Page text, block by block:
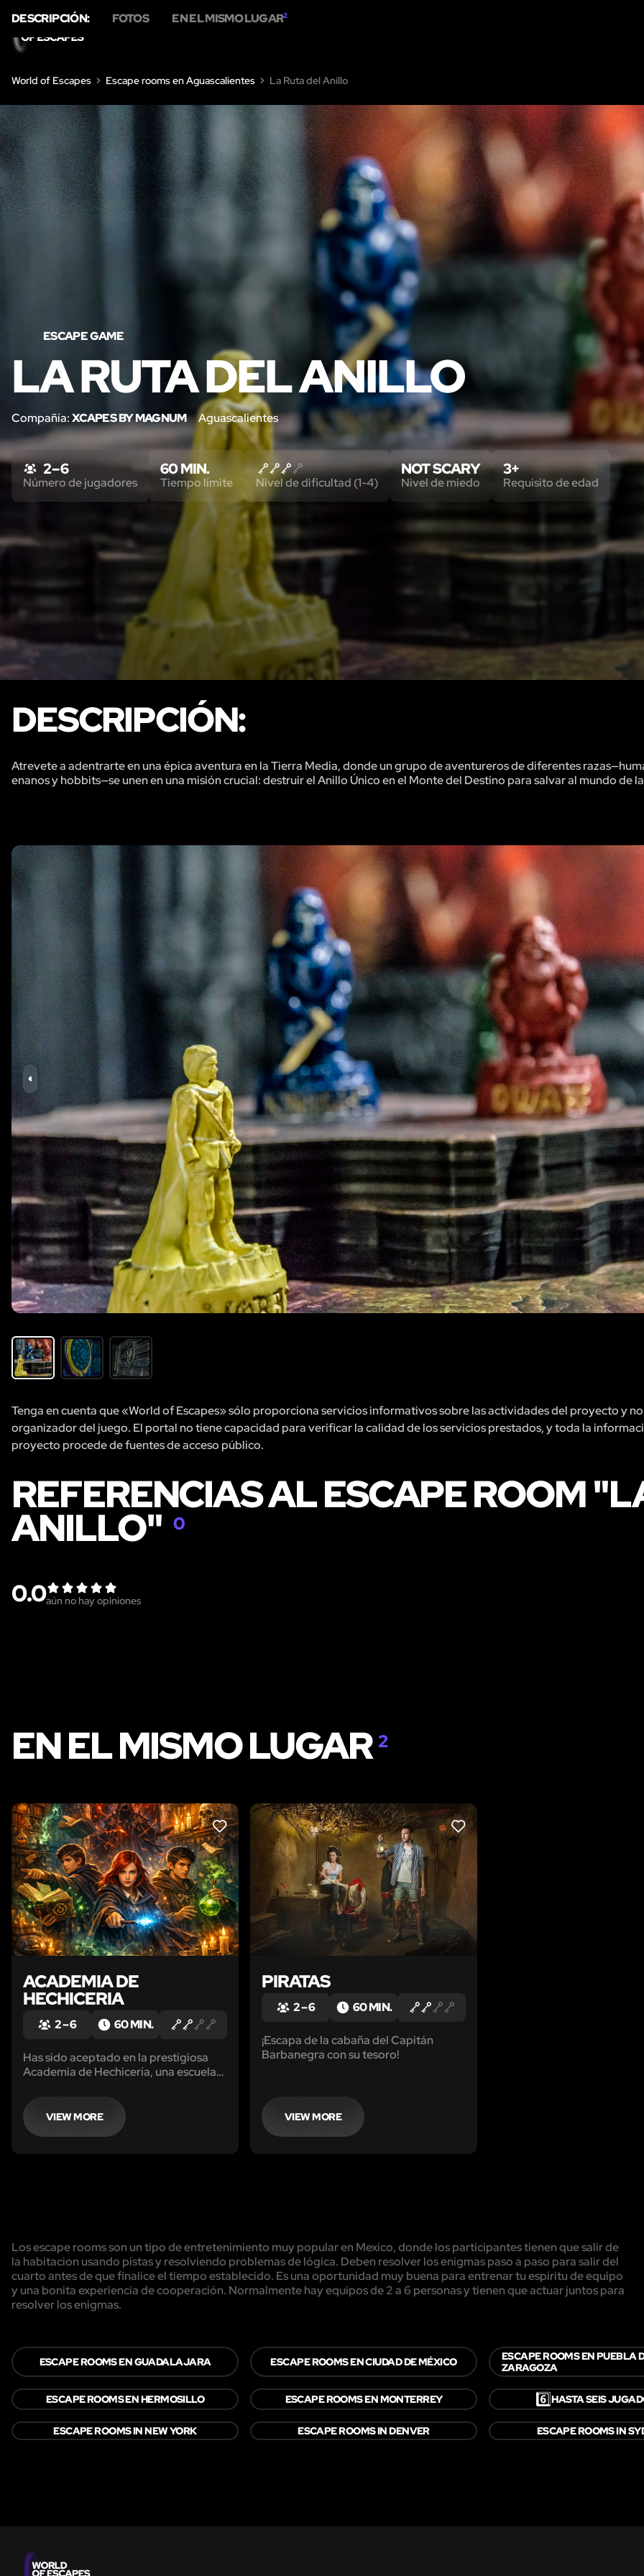
World of Escapes Escape rooms en Aguascalientes La Ruta del Anillo
ESCAPE GAME
LA RUTA DEL ANILLO
Compañía:XCAPES BY MAGNUM Aguascalientes
DESCRIPCIÓN: FOTOS EN EL MISMO LUGAR2
2 – 6
Número de jugadores
60 MIN.
Tiempo límite Nivel de dificultad (1-4)
NOT SCARY
Nivel de miedo
3+
Requisito de edad
DESCRIPCIÓN:
Atrevete a adentrarte en una épica aventura en la Tierra Media, donde un grupo de aventureros de diferentes
enanos y hobbits—se unen en una misión crucial: destruir el Anillo Único en el Monte del Destino para salvar al mundo de
Tenga en cuenta que «World of Escapes» sólo proporciona servicios informativos sobre las actividades del proyecto y no
organizador del juego. El portal no tiene capacidad para verificar la calidad de los servicios prestados, y toda la
proyecto procede de fuentes de acceso público.
REFERENCIAS AL ESCAPE ROOM
ANILLO"0
0.0aún no hay opiniones
EN EL MISMO LUGAR2
LIKE
ACADEMIA DE
HECHICERIA
2 – 6 60 MIN.
Has sido aceptado en la prestigiosa
Academia de Hechicería, una escuela
encantados y pasillos infinitos, donde
cada rincón está vivo con magia. Pero
algo no anda bien...
VIEW MORE
LIKE
PIRATAS
2 – 6 60 MIN.
¡Escapa de la cabaña del Capitán
Barbanegra con su tesoro!
VIEW MORE
Los escape rooms son un tipo de entretenimiento muy popular en Mexico, donde los participantes tienen que salir de
la habitacion usando pistas y resolviendo problemas de lógica. Deben resolver los enigmas paso a paso para salir del
cuarto antes de que finalice el tiempo establecido. Es una oportunidad muy buena para entrenar tu espíritu de equipo
y una bonita experiencia de cooperación. Normalmente hay equipos de 2 a 6 personas y tienen que actuar juntos para
resolver los enigmas.
ESCAPE ROOMS EN GUADALAJARA ESCAPE ROOMS EN CIUDAD DE MÉXICO
ESCAPE ROOMS EN PUEBLA
ZARAGOZA
ESCAPE ROOMS EN HERMOSILLO ESCAPE ROOMS EN MONTERREY 6️⃣HASTA SEIS
ESCAPE ROOMS IN NEW YORK ESCAPE ROOMS IN DENVER ESCAPE ROOMS IN